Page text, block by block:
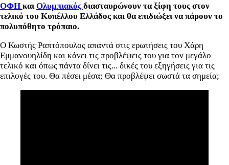
ΟΦΗ καιΟλυμπιακόςδιασταυρώνουν τα ξίφη τους στον
τελικό του Κυπέλλου Ελλάδος και θα επιδιώξει να πάρουν το
πολυπόθητο τρόπαιο.
Ο Κωστής Ραπτόπουλος απαντά στις ερωτήσεις του Χάρη
Εμμανουηλίδη και κάνει τις προβλέψεις του για τον μεγάλο
τελικό και όπως πάντα δίνει τις... δικές του εξηγήσεις για τις
επιλογές του. Θα πέσει μέσα; Θα προβλέψει σωστά τα σημεία;